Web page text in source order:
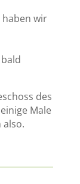
haben wir
des
Male
also.